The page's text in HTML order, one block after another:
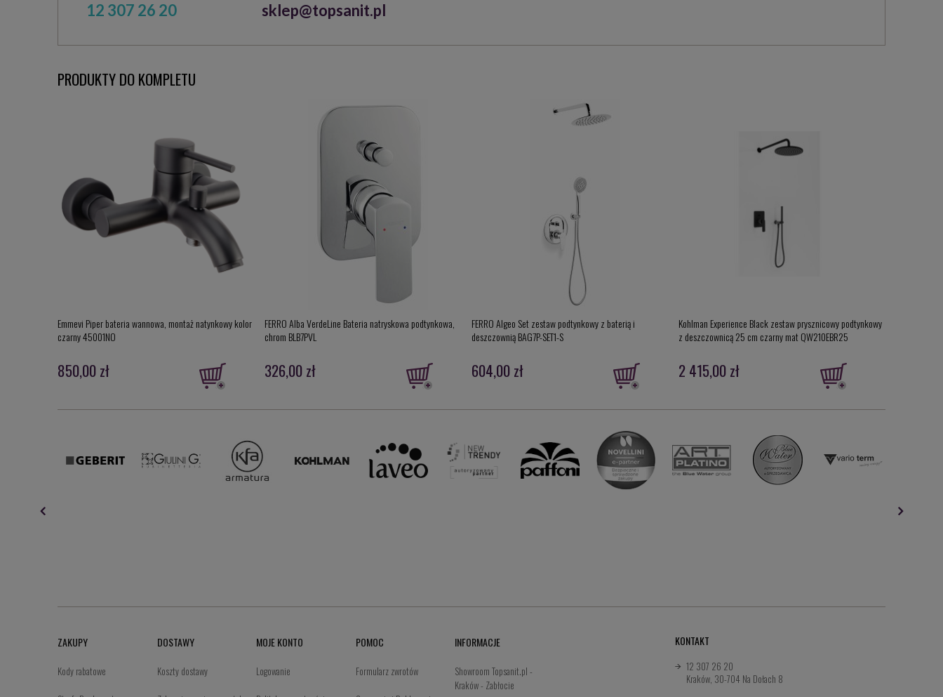
12 307 26 20 sklep@topsanit.pl
PRODUKTY DO KOMPLETU
Emmevi Piper bateria wannowa, montaż natynkowy kolor
czarny 45001NO
850,00 zł
FERRO Alba VerdeLine Bateria natryskowa podtynkowa,
chrom BLB7PVL
326,00 zł
FERRO Algeo Set zestaw podtynkowy z baterią i
deszczownią BAG7P-SET1-S
604,00 zł
Kohlman Experience Black zestaw prysznicowy podtynkowy
z deszczownicą 25 cm czarny mat QW210EBR25
2 415,00 zł
ZAKUPY
Kody rabatowe
DOSTAWY
Koszty dostawy
MOJE KONTO
Logowanie
POMOC
Formularz zwrotów
INFORMACJE
Showroom Topsanit.pl -
Kraków - Zabłocie
KONTAKT
12 307 26 20
Kraków, 30-704 Na Dołach 8